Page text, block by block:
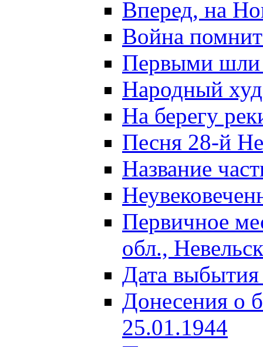
Вперед, на
Война
Первыми шли
Народный
На берегу
Песня 28-й
Название
Первичное
обл.,
Дата
Донесения о
25.01.1944